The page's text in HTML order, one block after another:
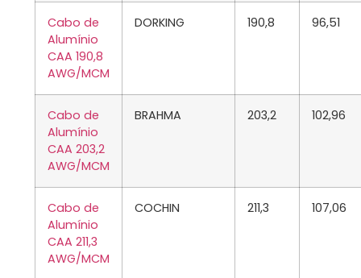
Cabo de
Alumínio
CAA 190,8
AWG/MCM
DORKING 190,8 96,51
Cabo de
Alumínio
CAA 203,2
AWG/MCM
BRAHMA 203,2 102,96
Cabo de
Alumínio
CAA 211,3
AWG/MCM
COCHIN 211,3 107,06